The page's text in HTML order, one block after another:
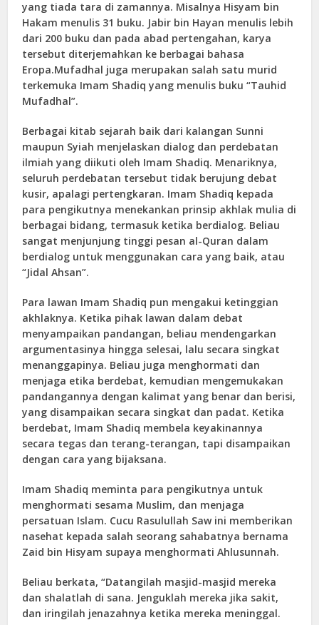
yang tiada tara di zamannya. Misalnya Hisyam bin
Hakam menulis 31 buku. Jabir bin Hayan menulis lebih
dari 200 buku dan pada abad pertengahan, karya
tersebut diterjemahkan ke berbagai bahasa
Eropa.Mufadhal juga merupakan salah satu murid
terkemuka Imam Shadiq yang menulis buku “Tauhid
Mufadhal”.
Berbagai kitab sejarah baik dari kalangan Sunni
maupun Syiah menjelaskan dialog dan perdebatan
ilmiah yang diikuti oleh Imam Shadiq. Menariknya,
seluruh perdebatan tersebut tidak berujung debat
kusir, apalagi pertengkaran. Imam Shadiq kepada
para pengikutnya menekankan prinsip akhlak mulia di
berbagai bidang, termasuk ketika berdialog. Beliau
sangat menjunjung tinggi pesan al-Quran dalam
berdialog untuk menggunakan cara yang baik, atau
“Jidal Ahsan”.
Para lawan Imam Shadiq pun mengakui ketinggian
akhlaknya. Ketika pihak lawan dalam debat
menyampaikan pandangan, beliau mendengarkan
argumentasinya hingga selesai, lalu secara singkat
menanggapinya. Beliau juga menghormati dan
menjaga etika berdebat, kemudian mengemukakan
pandangannya dengan kalimat yang benar dan berisi,
yang disampaikan secara singkat dan padat. Ketika
berdebat, Imam Shadiq membela keyakinannya
secara tegas dan terang-terangan, tapi disampaikan
dengan cara yang bijaksana.
Imam Shadiq meminta para pengikutnya untuk
menghormati sesama Muslim, dan menjaga
persatuan Islam. Cucu Rasulullah Saw ini memberikan
nasehat kepada salah seorang sahabatnya bernama
Zaid bin Hisyam supaya menghormati Ahlusunnah.
Beliau berkata, “Datangilah masjid-masjid mereka
dan shalatlah di sana. Jenguklah mereka jika sakit,
dan iringilah jenazahnya ketika mereka meninggal.